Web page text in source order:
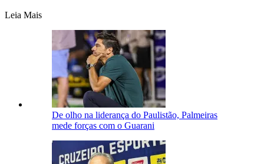
Leia Mais
De olho na liderança do Paulistão, Palmeiras
mede forças com o Guarani